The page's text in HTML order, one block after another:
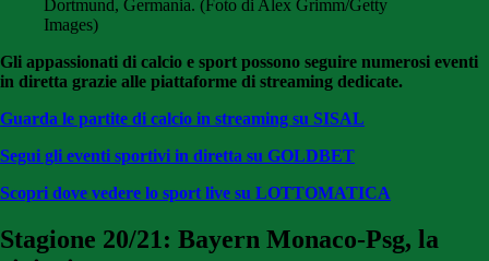
Dortmund, Germania. (Foto di Alex Grimm/Getty
Images)
Gli appassionati di calcio e sport possono seguire numerosi eventi
in diretta grazie alle piattaforme di streaming dedicate.
Guarda le partite di calcio in streaming su SISAL
Segui gli eventi sportivi in diretta su GOLDBET
Scopri dove vedere lo sport live su LOTTOMATICA
Stagione 20/21: Bayern Monaco-Psg, la